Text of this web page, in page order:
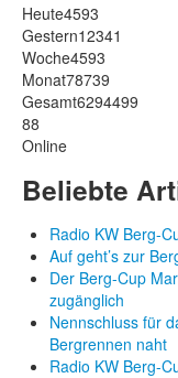
Heute4593
Gestern12341
Woche4593
Monat78739
Gesamt6294499
88
Online
Beliebte
Radio KW Berg-
Auf geht’s zur
Der Berg-Cup
zugänglich
Nennschluss für
Bergrennen naht
Radio KW Berg-